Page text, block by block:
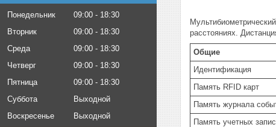
Понедельник 09:00
18:30
Вторник
09:00
18:30
Среда
09:00
18:30
Четверг
09:00
18:30
Пятница
09:00
18:30
Суббота
Выходной
Воскресенье
Выходной
расстояниях.
Общие
Идентификация
Память RFID карт
Память журнала
Память учетных